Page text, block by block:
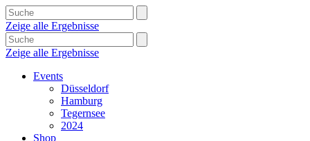
Zeige alle Ergebnisse
Zeige alle Ergebnisse
Events
Düsseldorf
Hamburg
Tegernsee
2024
Shop